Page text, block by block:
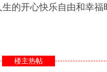
的开心快乐自由和幸
楼主热帖